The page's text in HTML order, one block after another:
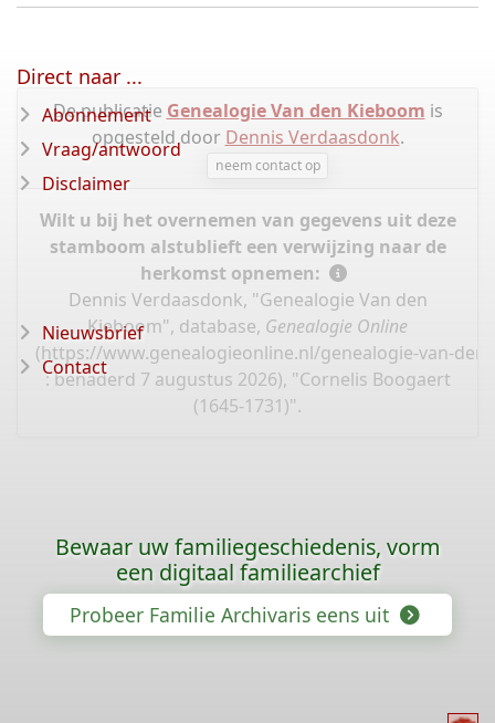
De publicatie Genealogie Van den Kieboom is
opgesteld door Dennis Verdaasdonk.
neem contact op
Wilt u bij het overnemen van gegevens uit deze
stamboom alstublieft een verwijzing naar de
herkomst opnemen:
Dennis Verdaasdonk, "Genealogie Van den
Kieboom", database, Genealogie Online
(https://www.genealogieonline.nl/genealogie-van-
: benaderd 7 augustus 2026), "Cornelis Boogaert
(1645-1731)".
Direct naar ...
Abonnement
Vraag/antwoord
Disclaimer
Nieuwsbrief
Contact
Bewaar uw familiegeschiedenis, vorm
een digitaal familiearchief
Probeer Familie Archivaris eens uit